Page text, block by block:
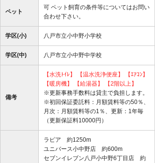
ペット
可 ペット飼育の条件等についてはお問い
合わせ下さい。
学区(小) 八戸市立小中野小学校
学区(中) 八戸市立小中野中学校
備考
【水洗ﾄｲﾚ】 【温水洗浄便座】
【ｴｱｺﾝ】
【暖房機】
【給湯器】
【2階以上】
※更新事務手数料は貸主で負担します。
※初回保証委託料：月額賃料等の50％、
月次：月額賃料等の1％、更新：1年毎
（更新保証料10000円）
ラピア 約1250m
ユニバース小中野店 約600m
セブンイレブン八戸小中野6丁目店 約